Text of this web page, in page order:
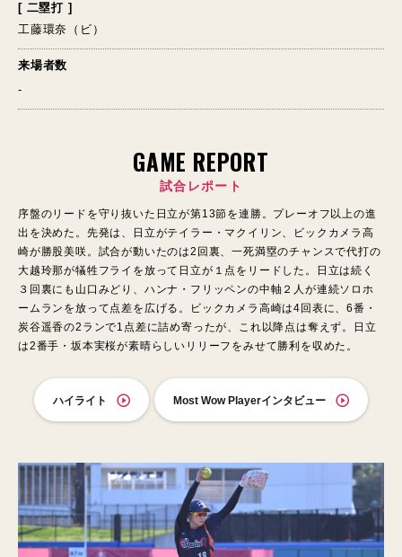
[ 二塁打 ]
工藤環奈（ビ）
来場者数
-
GAME REPORT
試合レポート
序盤のリードを守り抜いた日立が第13節を連勝。プレーオフ以上の進
出を決めた。先発は、日立がテイラー・マクイリン、ビックカメラ高
崎が勝股美咲。試合が動いたのは2回裏、一死満塁のチャンスで代打の
大越玲那が犠牲フライを放って日立が１点をリードした。日立は続く
３回裏にも山口みどり、ハンナ・フリッペンの中軸２人が連続ソロホ
ームランを放って点差を広げる。ビックカメラ高崎は4回表に、6番・
炭谷遥香の2ランで1点差に詰め寄ったが、これ以降点は奪えず。日立
は2番手・坂本実桜が素晴らしいリリーフをみせて勝利を収めた。
ハイライト Most Wow Playerインタビュー